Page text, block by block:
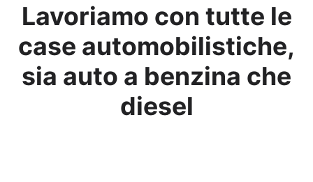
Lavoriamo con tutte le
case automobilistiche,
sia auto a benzina che
diesel